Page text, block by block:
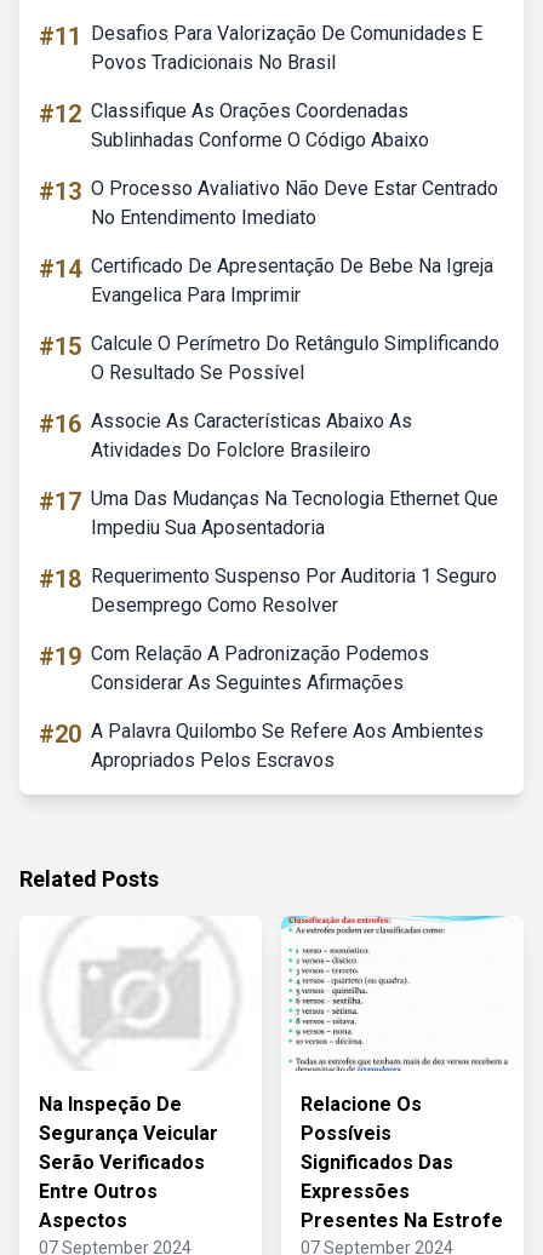
#11
Desafios Para Valorização De Comunidades E
Povos Tradicionais No Brasil
#12 Classifique As Orações Coordenadas
Sublinhadas Conforme O Código Abaixo
#13 O Processo Avaliativo Não Deve Estar Centrado
No Entendimento Imediato
#14 Certificado De Apresentação De Bebe Na Igreja
Evangelica Para Imprimir
#15 Calcule O Perímetro Do Retângulo Simplificando
O Resultado Se Possível
#16 Associe As Características Abaixo As
Atividades Do Folclore Brasileiro
#17 Uma Das Mudanças Na Tecnologia Ethernet Que
Impediu Sua Aposentadoria
#18 Requerimento Suspenso Por Auditoria 1 Seguro
Desemprego Como Resolver
#19 Com Relação A Padronização Podemos
Considerar As Seguintes Afirmações
#20 A Palavra Quilombo Se Refere Aos Ambientes
Apropriados Pelos Escravos
Related Posts
Na Inspeção De
Segurança Veicular
Serão Verificados
Entre Outros
Aspectos
07 September 2024
Relacione Os
Possíveis
Significados Das
Expressões
Presentes Na Estrofe
07 September 2024